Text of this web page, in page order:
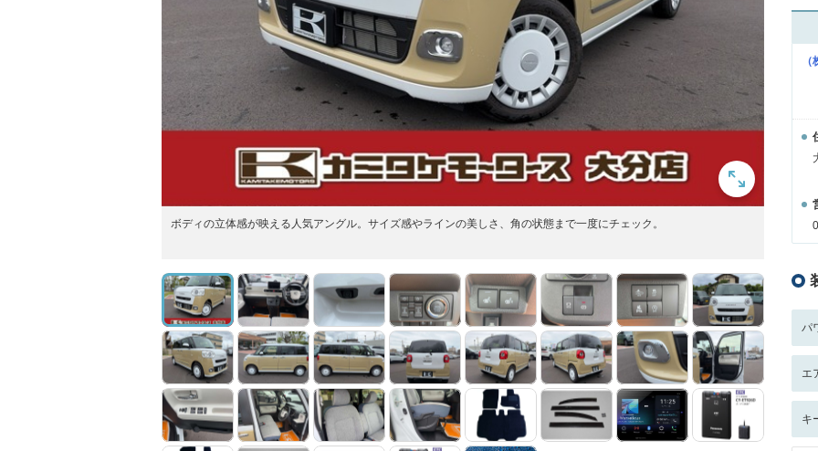
ボディの立体感が映える人気アングル。サイズ感やラインの美しさ、角の状態まで一度にチェック。
パ
エ
キ